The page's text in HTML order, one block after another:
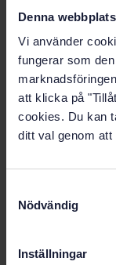
Denna
Vi använder
fungerar som
att klicka på
cookies. Du kan
ditt val genom
Nödvändig
Inställningar
Språk:
Framtagen av:
Internationell
binders -
tensile test
1
Antal sidor: